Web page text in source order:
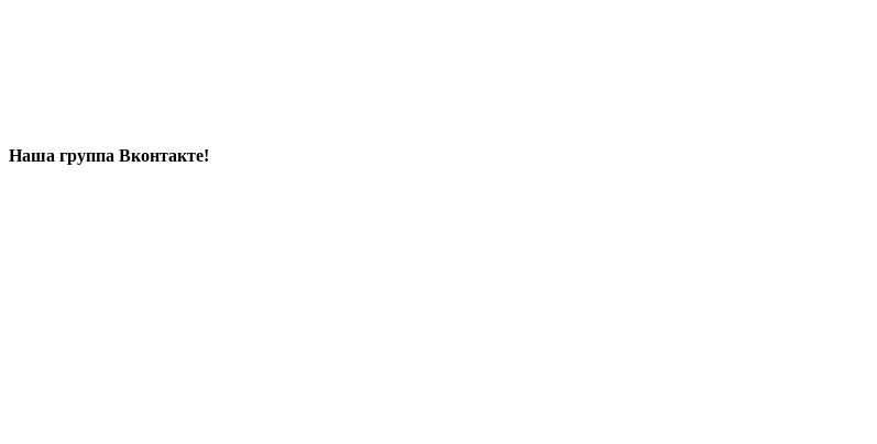
Наша группа Вконтакте!